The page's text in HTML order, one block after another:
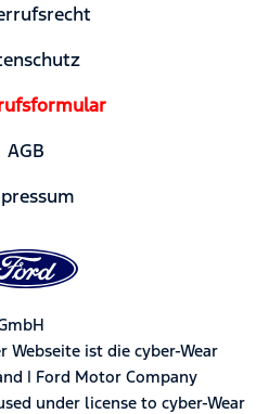
AGB
Webseite ist die cyber-Wear
| Ford Motor Company
under license to cyber-Wear